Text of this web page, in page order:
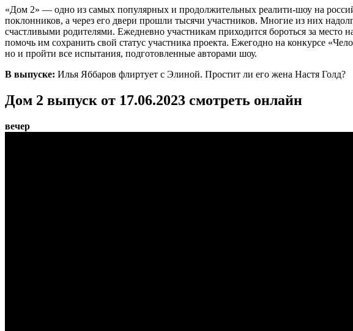
«Дом 2» — одно из самых популярных и продолжительных реалити-шоу на
поклонников, а через его двери прошли тысячи участников. Многие из них
счастливыми родителями. Ежедневно участникам приходится бороться за
помочь им сохранить свой статус участника проекта. Ежегодно на конкурсе
но и пройти все испытания, подготовленные авторами шоу.
В выпуске: Илья Яббаров флиртует с Элиной. Простит ли его жена Настя Голд?
Дом 2 выпуск от 17.06.2023 смотреть онлайн
вечер